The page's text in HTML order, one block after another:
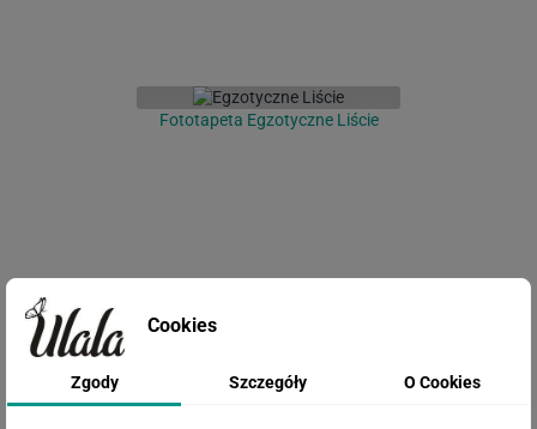
Fototapeta Egzotyczne Liście
Fototapeta Liście palmy
Cookies
Zgody Szczegóły O Cookies